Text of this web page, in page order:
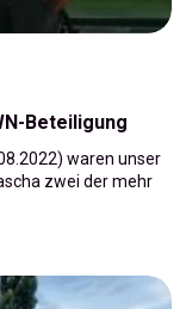
Beteiligung
waren unser
zwei der mehr